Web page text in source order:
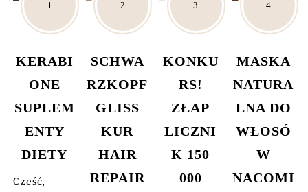
KERABI
ONE
SUPLEM
ENTY
DIETY
Cześć,
SCHWA
RZKOPF
GLISS
KUR
HAIR
REPAIR
KONKU
RS!
ZŁAP
LICZNI
K 150
000
MASKA
NATURA
LNA DO
WŁOSÓ
W
NACOMI